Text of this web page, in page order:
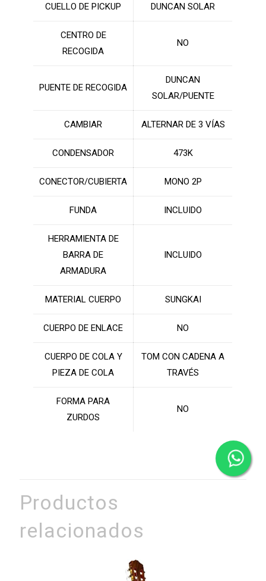
CUELLO DE PICKUP DUNCAN SOLAR
CENTRO DE
RECOGIDA
NO
PUENTE DE RECOGIDA
DUNCAN
SOLAR/PUENTE
CAMBIAR ALTERNAR DE 3 VÍAS
CONDENSADOR 473K
CONECTOR/CUBIERTA MONO 2P
FUNDA INCLUIDO
HERRAMIENTA DE
BARRA DE
ARMADURA
INCLUIDO
MATERIAL CUERPO SUNGKAI
CUERPO DE ENLACE NO
CUERPO DE COLA Y
PIEZA DE COLA
TOM CON CADENA A
TRAVÉS
FORMA PARA
ZURDOS
NO
Productos
relacionados